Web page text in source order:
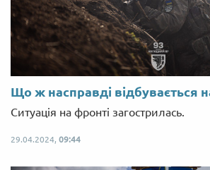
Що ж насправді відбувається
Ситуація на фронті загострилась.
29.04.2024, 09:44